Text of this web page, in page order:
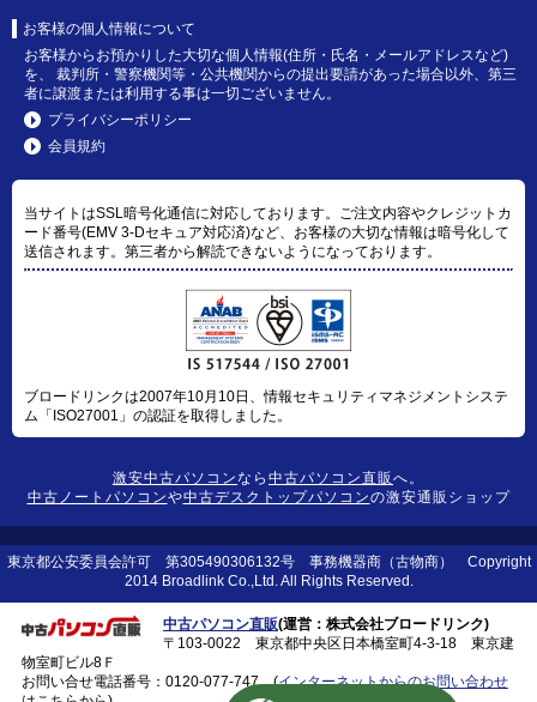
お客様の個人情報について
お客様からお預かりした大切な個人情報(住所・氏名・メールアドレスなど)
を、 裁判所・警察機関等・公共機関からの提出要請があった場合以外、第三
者に譲渡または利用する事は一切ございません。
プライバシーポリシー
会員規約
当サイトはSSL暗号化通信に対応しております。ご注文内容やクレジットカ
ード番号(EMV 3-Dセキュア対応済)など、お客様の大切な情報は暗号化して
送信されます。第三者から解読できないようになっております。
ブロードリンクは2007年10月10日、情報セキュリティマネジメントシステ
ム「ISO27001」の認証を取得しました。
激安中古パソコンなら 中古パソコン直販 へ。
中古ノートパソコンや中古デスクトップパソコンの激安通販ショップ
東京都公安委員会許可 第305490306132号 事務機器商（古物商） Copyright
2014 Broadlink Co.,Ltd. All Rights Reserved.
中古パソコン直販(運営：株式会社ブロードリンク)
〒103-0022 東京都中央区日本橋室町4-3-18 東京建
物室町ビル8Ｆ
お問い合せ電話番号： 0120-077-747(インターネットからのお問い合わせ